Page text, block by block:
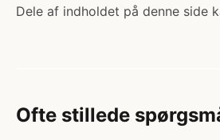
Dele af indholdet på denne side
Ofte stillede